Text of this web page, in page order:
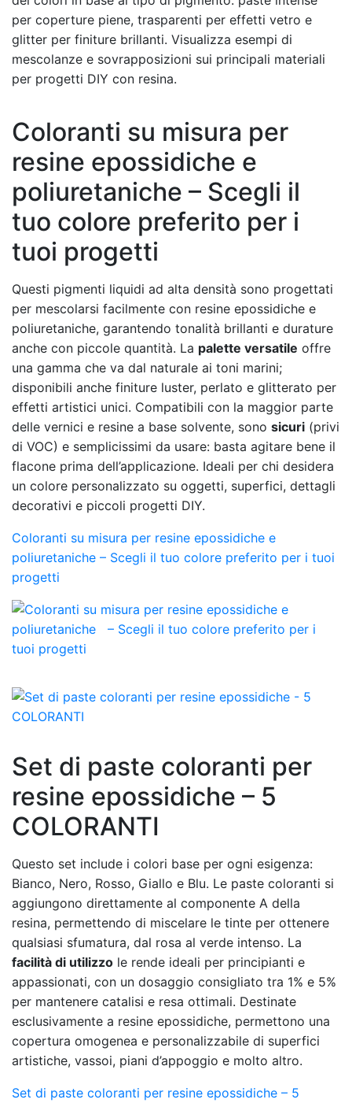
per coperture piene, trasparenti per effetti vetro e
glitter per finiture brillanti. Visualizza esempi di
mescolanze e sovrapposizioni sui principali materiali
per progetti DIY con resina.
Coloranti su misura per
resine epossidiche e
poliuretaniche – Scegli il
tuo colore preferito per i
tuoi progetti
Questi pigmenti liquidi ad alta densità sono progettati
per mescolarsi facilmente con resine epossidiche e
poliuretaniche, garantendo tonalità brillanti e durature
anche con piccole quantità. La palette versatile offre
una gamma che va dal naturale ai toni marini;
disponibili anche finiture luster, perlato e glitterato per
effetti artistici unici. Compatibili con la maggior parte
delle vernici e resine a base solvente, sono sicuri (privi
di VOC) e semplicissimi da usare: basta agitare bene il
flacone prima dell’applicazione. Ideali per chi desidera
un colore personalizzato su oggetti, superfici, dettagli
decorativi e piccoli progetti DIY.
Coloranti su misura per resine epossidiche e
poliuretaniche – Scegli il tuo colore preferito per i tuoi
progetti
Set di paste coloranti per
resine epossidiche – 5
COLORANTI
Questo set include i colori base per ogni esigenza:
Bianco, Nero, Rosso, Giallo e Blu. Le paste coloranti si
aggiungono direttamente al componente A della
resina, permettendo di miscelare le tinte per ottenere
qualsiasi sfumatura, dal rosa al verde intenso. La
facilità di utilizzo le rende ideali per principianti e
appassionati, con un dosaggio consigliato tra 1% e 5%
per mantenere catalisi e resa ottimali. Destinate
esclusivamente a resine epossidiche, permettono una
copertura omogenea e personalizzabile di superfici
artistiche, vassoi, piani d’appoggio e molto altro.
Set di paste coloranti per resine epossidiche – 5